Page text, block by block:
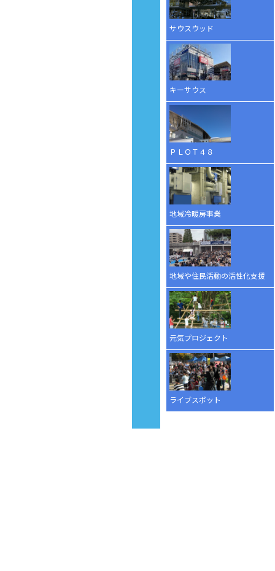
サウスウッド
キーサウス
ＰＬＯＴ４８
地域冷暖房事業
地域や住民活動の活性化支援
元気プロジェクト
ライブスポット